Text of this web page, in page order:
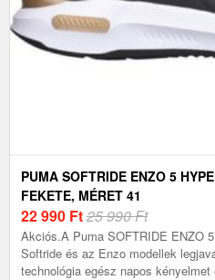
PUMA SOFTRIDE ENZO 5
FEKETE, MÉRET 41
22 990 Ft25 990 Ft
Akciós.A Puma SOFTRIDE ENZO
Softride és az Enzo modellek
technológia egész napos kényelmet